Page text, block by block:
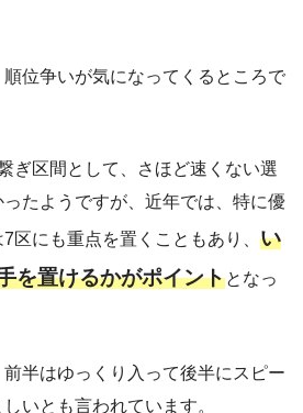
位争いが気になってくるところで
ぎ区間として、さほど速くない選
たようですが、近年では、特に優
区にも重点を置くこともあり、 い
を置けるかがポイントとなっ
半はゆっくり入って後半にスピー
いとも言われています。